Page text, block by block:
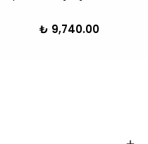
₺ 9,740.00